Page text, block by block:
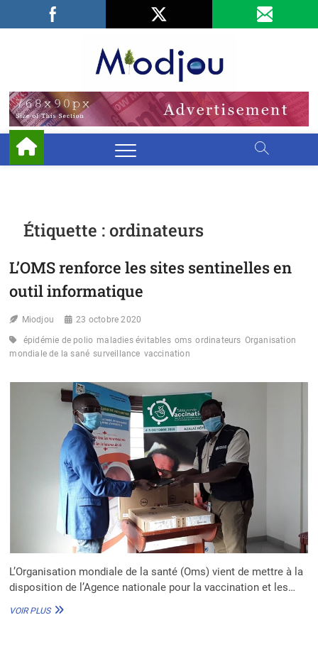
Facebook
LinkedIn
Étiquette :ordinateurs
L’OMS renforce les sites sentinelles en
outil informatique
Miodjou 23 octobre 2020
épidémie de polio maladies évitables oms ordinateurs Organisation
mondiale de la sané surveillance vaccination
L’Organisation mondiale de la santé (Oms) vient de mettre à la
disposition de l’Agence nationale pour la vaccination et les…
VOIR PLUSL’OMS